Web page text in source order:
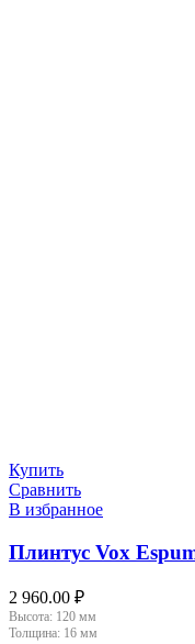
Купить
Сравнить
В избранное
Плинтус Vox
2 960.00 ₽
Высота: 120 мм
Толщина: 16 мм